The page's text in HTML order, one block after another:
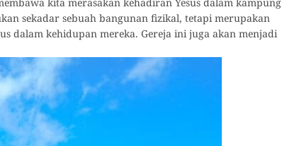
sekadar sebuah bangunan fizikal, tetapi merupakan
dalam kehidupan mereka. Gereja ini juga akan menjadi